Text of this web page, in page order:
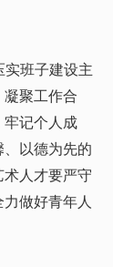
实班子建设主
聚工作合
牢记个人成
以德为先的
人才要严守
做好青年人